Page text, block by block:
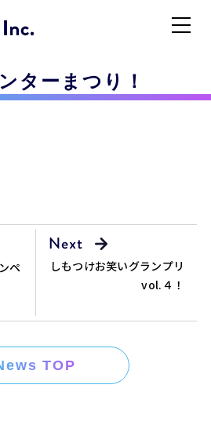
ターまつり！
ペ
しもつけお笑いグランプリ
vol.４！
TOP